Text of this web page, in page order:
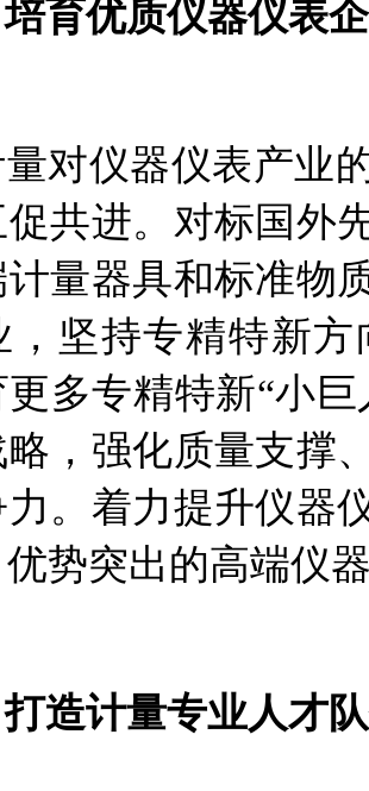
培育优质仪器仪表
对仪器仪表产业
共进。对标国外
计量器具和标准物
，坚持专精特新
多专精特新“小
，强化质量支撑
力。着力提升仪器
势突出的高端仪
打造计量专业人才